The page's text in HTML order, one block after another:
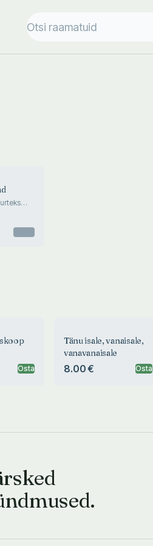
Osta
Tänu isale, vanaisale,
vanavanaisale
8.00 € Osta